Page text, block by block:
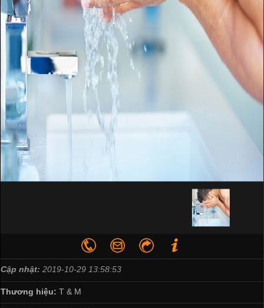
Cập nhật: 2019-10-29 13:58:53
Thương hiệu: T & M